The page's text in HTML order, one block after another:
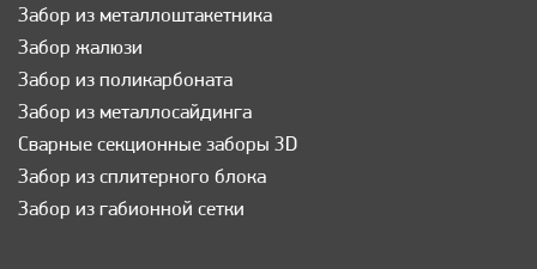
Забор из металлоштакетника
Забор жалюзи
Забор из поликарбоната
Забор из металлосайдинга
Сварные секционные заборы 3D
Забор из сплитерного блока
Забор из габионной сетки